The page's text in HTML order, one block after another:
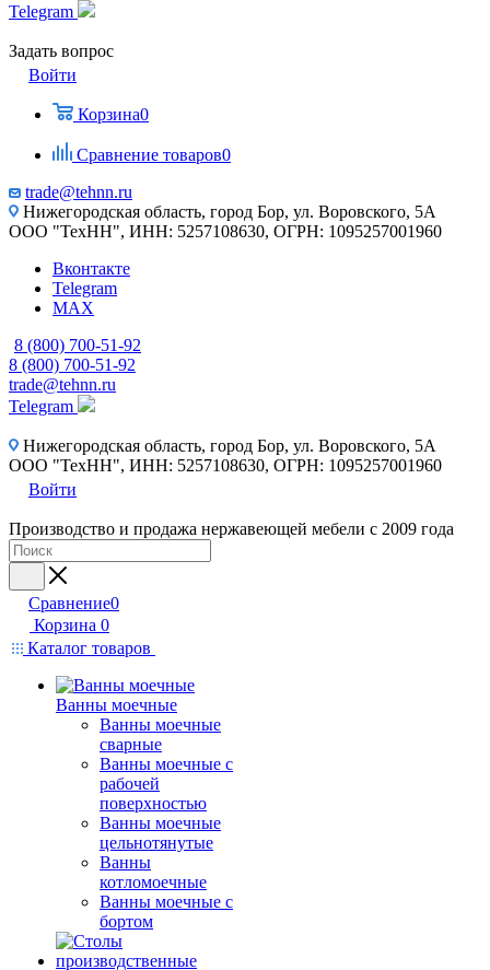
Telegram
Задать вопрос
Войти
Корзина0
Сравнение товаров0
trade@tehnn.ru
Нижегородская область, город Бор, ул. Воровского, 5А
ООО "ТехНН", ИНН: 5257108630, ОГРН: 1095257001960
Вконтакте
Telegram
MAX
8 (800) 700-51-92
8 (800) 700-51-92
trade@tehnn.ru
Telegram
Нижегородская область, город Бор, ул. Воровского, 5А
ООО "ТехНН", ИНН: 5257108630, ОГРН: 1095257001960
Войти
Производство и продажа нержавеющей мебели с 2009 года
Сравнение0
Корзина 0
Каталог товаров
Ванны моечные
Ванны моечные
сварные
Ванны моечные с
рабочей
поверхностью
Ванны моечные
цельнотянутые
Ванны
котломоечные
Ванны моечные с
бортом